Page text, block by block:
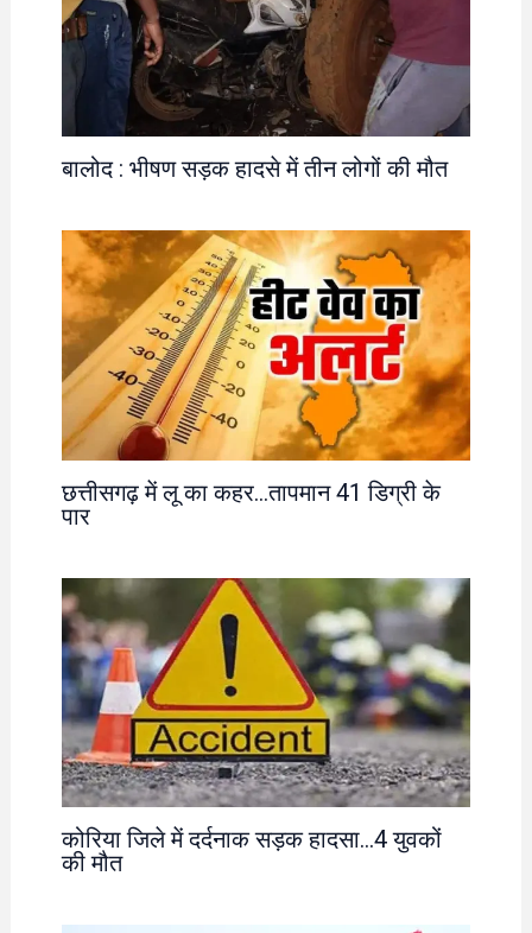
बालोद : भीषण सड़क हादसे में तीन लोगों की मौत
छत्तीसगढ़ में लू का कहर…तापमान 41 डिग्री के
पार
कोरिया जिले में दर्दनाक सड़क हादसा…4 युवकों
की मौत